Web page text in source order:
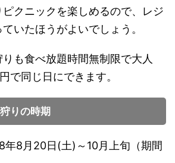
クニックを楽しめるので、レジ
いたほうがよいでしょう。
も食べ放題時間無制限で大人
で同じ日にできます。
りの時期
年8月20日(土)～10月上旬（期間